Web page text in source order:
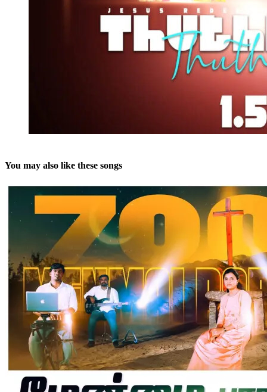
You may also like these songs